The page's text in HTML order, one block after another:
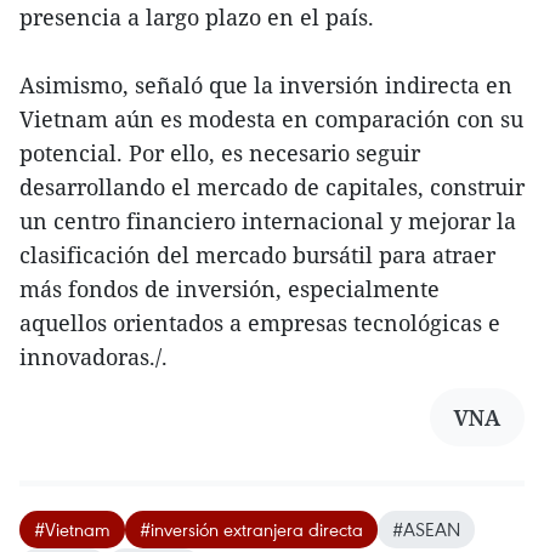
presencia a largo plazo en el país.
Asimismo, señaló que la inversión indirecta en
Vietnam aún es modesta en comparación con su
potencial. Por ello, es necesario seguir
desarrollando el mercado de capitales, construir
un centro financiero internacional y mejorar la
clasificación del mercado bursátil para atraer
más fondos de inversión, especialmente
aquellos orientados a empresas tecnológicas e
innovadoras./.
VNA
#Vietnam #inversión extranjera directa
#ASEAN